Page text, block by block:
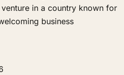
in a country known for
business